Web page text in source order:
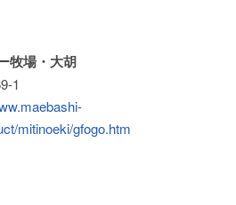
牧場・大胡
1
mitinoeki/gfogo.htm